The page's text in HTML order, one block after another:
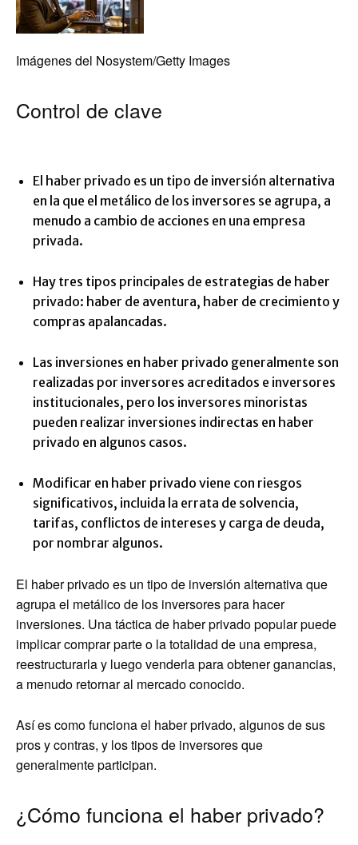
Imágenes del Nosystem/Getty Images
Control de clave
El haber privado es un tipo de inversión alternativa
en la que el metálico de los inversores se agrupa, a
menudo a cambio de acciones en una empresa
privada.
Hay tres tipos principales de estrategias de haber
privado: haber de aventura, haber de crecimiento y
compras apalancadas.
Las inversiones en haber privado generalmente son
realizadas por inversores acreditados e inversores
institucionales, pero los inversores minoristas
pueden realizar inversiones indirectas en haber
privado en algunos casos.
Modificar en haber privado viene con riesgos
significativos, incluida la errata de solvencia,
tarifas, conflictos de intereses y carga de deuda,
por nombrar algunos.
El haber privado es un tipo de inversión alternativa que
agrupa el metálico de los inversores para hacer
inversiones. Una táctica de haber privado popular puede
implicar comprar parte o la totalidad de una empresa,
reestructurarla y luego venderla para obtener ganancias,
a menudo retornar al mercado conocido.
Así es como funciona el haber privado, algunos de sus
pros y contras, y los tipos de inversores que
generalmente participan.
¿Cómo funciona el haber privado?